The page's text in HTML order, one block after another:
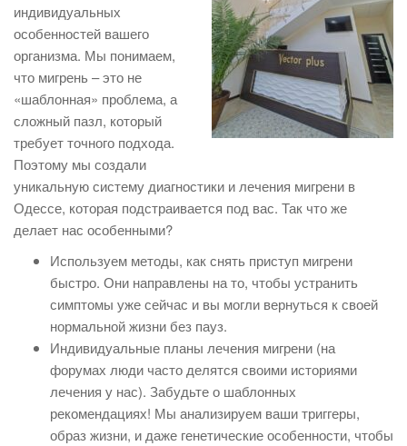
индивидуальных
особенностей вашего
организма. Мы понимаем,
что мигрень – это не
«шаблонная» проблема, а
сложный пазл, который
требует точного подхода.
Поэтому мы создали
уникальную систему диагностики и лечения мигрени в
Одессе, которая подстраивается под вас. Так что же
делает нас особенными?
Используем методы, как снять приступ мигрени
быстро. Они направлены на то, чтобы устранить
симптомы уже сейчас и вы могли вернуться к своей
нормальной жизни без пауз.
Индивидуальные планы лечения мигрени (на
форумах люди часто делятся своими историями
лечения у нас). Забудьте о шаблонных
рекомендациях! Мы анализируем ваши триггеры,
образ жизни, и даже генетические особенности, чтобы